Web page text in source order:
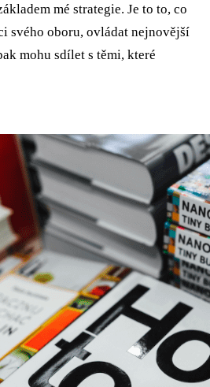
mé strategie. Je to to, co
svého oboru, ovládat nejnovější
mohu sdílet s těmi, které